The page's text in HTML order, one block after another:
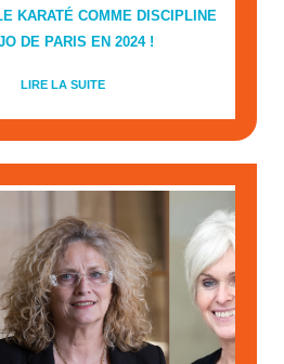
KARATÉ COMME DISCIPLINE
DE PARIS EN 2024 !
LIRE LA SUITE